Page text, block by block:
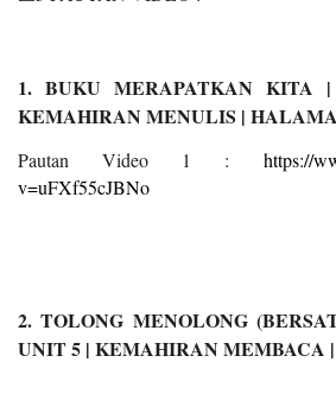
1. BUKU MERAPATKAN
KEMAHIRAN MENULIS |
Pautan Video 1 : https://
v=uFXf55cJBNo
2. TOLONG MENOLONG
UNIT 5 | KEMAHIRAN MEMBACA